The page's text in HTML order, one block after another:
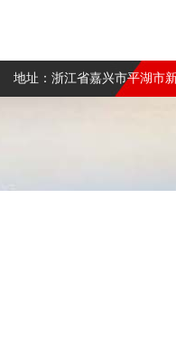
地址：浙江省嘉兴市平湖市